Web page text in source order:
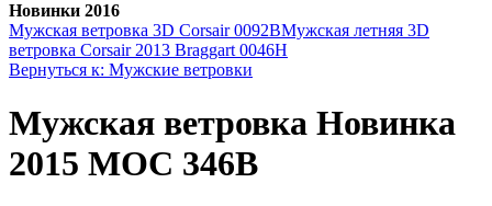
Новинки 2016
Мужская ветровка 3D Corsair 0092BМужская летняя 3D
ветровка Corsair 2013 Braggart 0046H
Вернуться к: Мужские ветровки
Мужская ветровка Новинка
2015 MOC 346B